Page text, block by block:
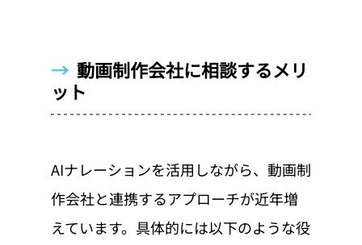
→ 動画制作会社に相談するメリ
ット
AIナレーションを活用しながら、動画制
作会社と連携するアプローチが近年増
えています。具体的には以下のような役